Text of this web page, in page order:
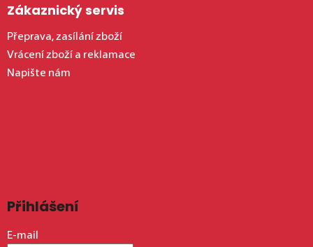
Zákaznický servis
Přeprava, zasílání zboží
Vrácení zboží a reklamace
Napište nám
Přihlášení
E-mail